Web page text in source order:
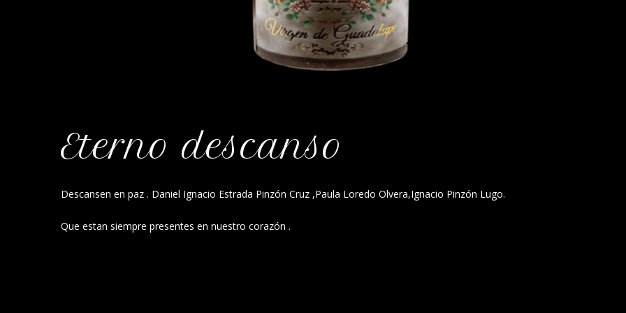
Eterno descanso
Descansen en paz . Daniel Ignacio Estrada Pinzón Cruz ,Paula Loredo Olvera,Ignacio Pinzón Lugo.
Que estan siempre presentes en nuestro corazón .